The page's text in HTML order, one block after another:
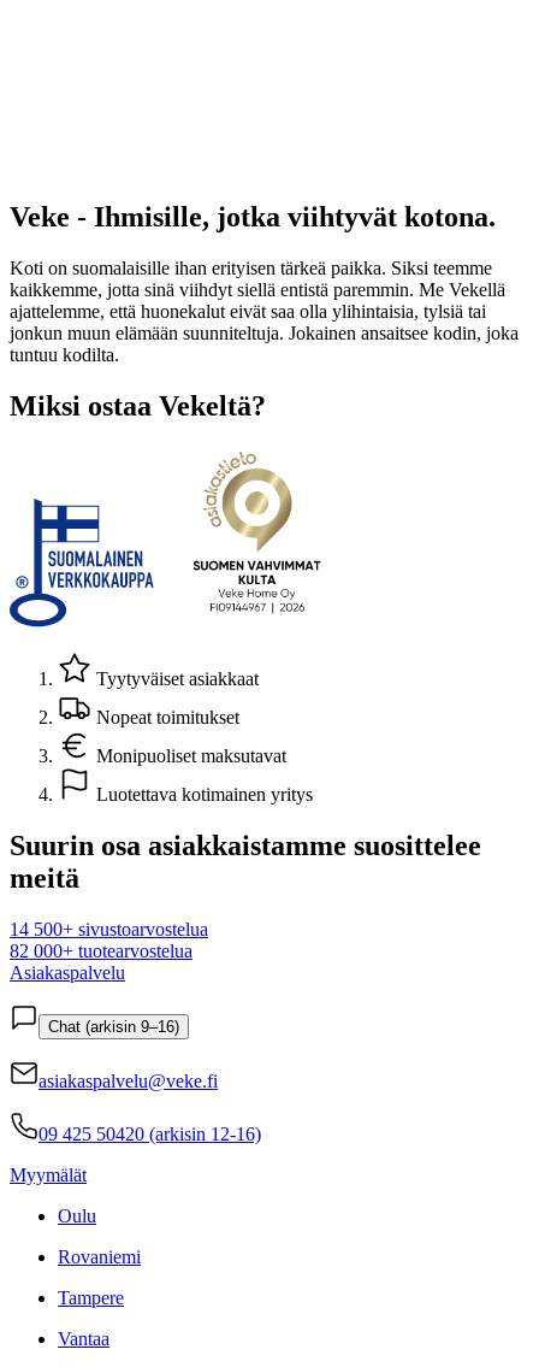
Veke - Ihmisille, jotka viihtyvät kotona.
Koti on suomalaisille ihan erityisen tärkeä paikka. Siksi teemme
kaikkemme, jotta sinä viihdyt siellä entistä paremmin. Me Vekellä
ajattelemme, että huonekalut eivät saa olla ylihintaisia, tylsiä tai
jonkun muun elämään suunniteltuja. Jokainen ansaitsee kodin, joka
tuntuu kodilta.
Miksi ostaa Vekeltä?
Tyytyväiset asiakkaat
Nopeat toimitukset
Monipuoliset maksutavat
Luotettava kotimainen yritys
Suurin osa asiakkaistamme suosittelee
meitä
14 500+ sivustoarvostelua
82 000+ tuotearvostelua
Asiakaspalvelu
Chat (arkisin 9–16)
asiakaspalvelu@veke.fi
09 425 50420 (arkisin 12-16)
Myymälät
Oulu
Rovaniemi
Tampere
Vantaa